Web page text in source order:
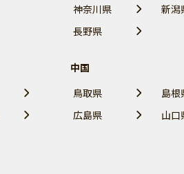
神奈川県
新潟
長野県
中国
鳥取県
島根
広島県
山口